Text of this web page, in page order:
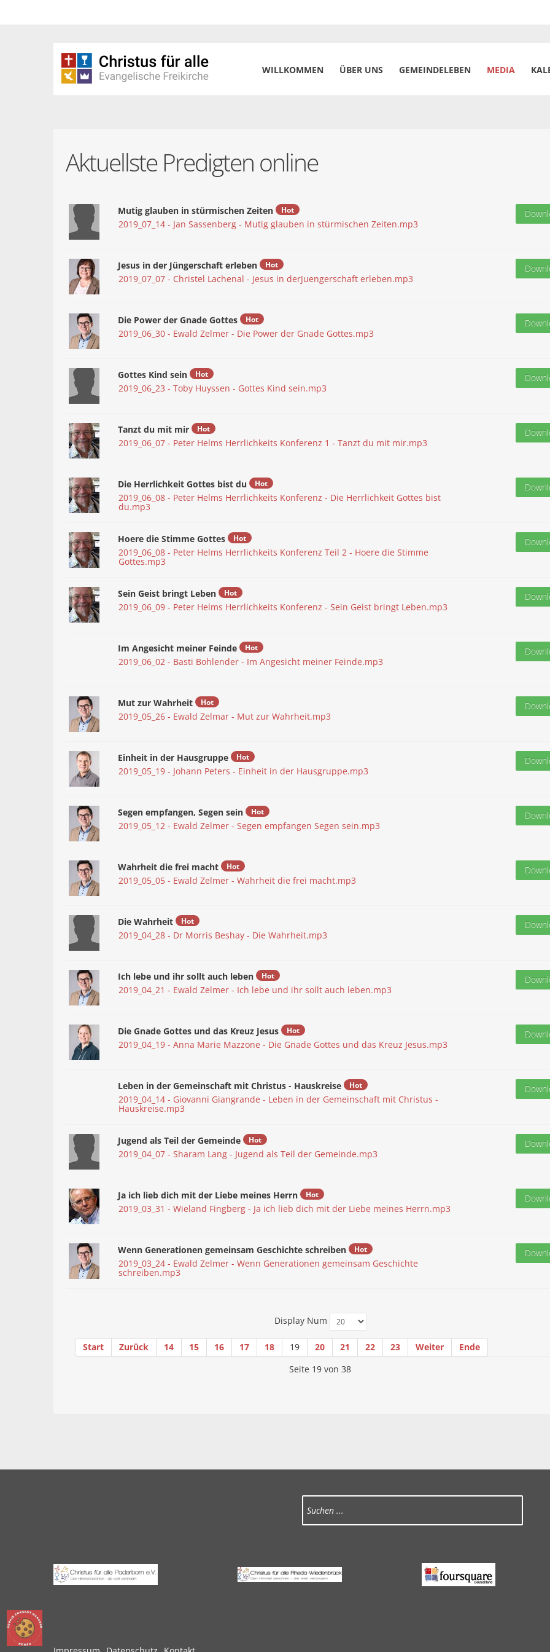
WILLKOMMEN ÜBER UNS GEMEINDELEBEN MEDIA
Aktuellste Predigten online
Mutig glauben in stürmischen Zeiten
2019_07_14 - Jan Sassenberg - Mutig glauben in stürmischen Zeiten.mp3
Hot
Jesus in der Jüngerschaft erleben
2019_07_07 - Christel Lachenal - Jesus in derJuengerschaft erleben.mp3
Hot
Die Power der Gnade Gottes
2019_06_30 - Ewald Zelmer - Die Power der Gnade Gottes.mp3
Hot
Gottes Kind sein
2019_06_23 - Toby Huyssen - Gottes Kind sein.mp3
Hot
Tanzt du mit mir
2019_06_07 - Peter Helms Herrlichkeits Konferenz 1 - Tanzt du mit mir.mp3
Hot
Die Herrlichkeit Gottes bist du
2019_06_08 - Peter Helms Herrlichkeits Konferenz - Die Herrlichkeit Gottes bist
du.mp3
Hot
Hoere die Stimme Gottes
2019_06_08 - Peter Helms Herrlichkeits Konferenz Teil 2 - Hoere die Stimme
Gottes.mp3
Hot
Sein Geist bringt Leben
2019_06_09 - Peter Helms Herrlichkeits Konferenz - Sein Geist bringt Leben.mp3
Hot
Im Angesicht meiner Feinde
2019_06_02 - Basti Bohlender - Im Angesicht meiner Feinde.mp3
Hot
Mut zur Wahrheit
2019_05_26 - Ewald Zelmar - Mut zur Wahrheit.mp3
Hot
Einheit in der Hausgruppe
2019_05_19 - Johann Peters - Einheit in der Hausgruppe.mp3
Hot
Segen empfangen, Segen sein
2019_05_12 - Ewald Zelmer - Segen empfangen Segen sein.mp3
Hot
Wahrheit die frei macht
2019_05_05 - Ewald Zelmer - Wahrheit die frei macht.mp3
Hot
Die Wahrheit
2019_04_28 - Dr Morris Beshay - Die Wahrheit.mp3
Hot
Ich lebe und ihr sollt auch leben
2019_04_21 - Ewald Zelmer - Ich lebe und ihr sollt auch leben.mp3
Hot
Die Gnade Gottes und das Kreuz Jesus
2019_04_19 - Anna Marie Mazzone - Die Gnade Gottes und das Kreuz Jesus.mp3
Hot
Leben in der Gemeinschaft mit Christus - Hauskreise
2019_04_14 - Giovanni Giangrande - Leben in der Gemeinschaft mit Christus -
Hauskreise.mp3
Hot
Jugend als Teil der Gemeinde
2019_04_07 - Sharam Lang - Jugend als Teil der Gemeinde.mp3
Hot
Ja ich lieb dich mit der Liebe meines Herrn
2019_03_31 - Wieland Fingberg - Ja ich lieb dich mit der Liebe meines Herrn.mp3
Hot
Wenn Generationen gemeinsam Geschichte schreiben
2019_03_24 - Ewald Zelmer - Wenn Generationen gemeinsam Geschichte
schreiben.mp3
Hot
Display Num
Start Zurück 14 15 16 17 18 19 20 21 22 23 Weiter
Ende
Seite 19 von 38